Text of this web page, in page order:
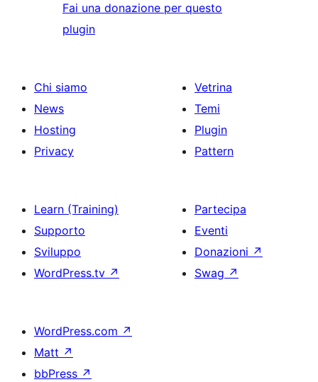
Fai una donazione per questo
plugin
Chi siamo
News
Hosting
Privacy
Vetrina
Temi
Plugin
Pattern
Learn (Training)
Supporto
Sviluppo
WordPress.tv ↗
Partecipa
Eventi
Donazioni ↗
Swag ↗
WordPress.com ↗
Matt ↗
bbPress ↗